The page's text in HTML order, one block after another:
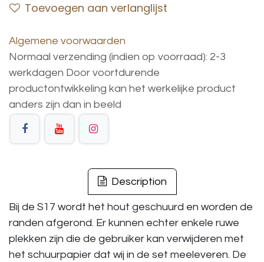
Toevoegen aan verlanglijst
Algemene voorwaarden
Normaal verzending (indien op voorraad): 2-3
werkdagen Door voortdurende
productontwikkeling kan het werkelijke product
anders zijn dan in beeld
Description
Bij de S17 wordt het hout geschuurd en worden de
randen afgerond. Er kunnen echter enkele ruwe
plekken zijn die de gebruiker kan verwijderen met
het schuurpapier dat wij in de set meeleveren. De